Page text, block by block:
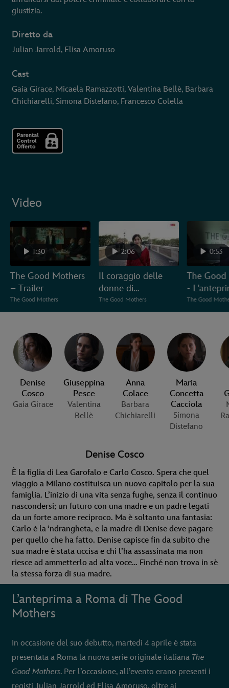
giustizia.
Diretto da
Julian Jarrold, Elisa Amoruso
Cast
Gaia Girace, Micaela Ramazzotti, Valentina Bellè, Barbara
Chichiarelli, Simona Distefano, Francesco Colella
Video
1:30
The Good Mothers
– Trailer
The Good Mothers
2:06
Il coraggio delle
donne di
#TheGoodMothers
raccontato dal cast
The Good Mothers
0:53
The
-
Roma
The Good
Denise
Cosco
Gaia Girace
Giuseppina
Pesce
Valentina
Bellè
Anna
Colace
Barbara
Chichiarelli
Maria
Concetta
Cacciola
Simona
Distefano
Denise Cosco
È la figlia di Lea Garofalo e Carlo Cosco. Spera che quel
viaggio a Milano costituisca un nuovo capitolo per la sua
famiglia. L’inizio di una vita senza fughe, senza il continuo
nascondersi; un futuro con una madre e un padre legati
da un forte amore reciproco. Ma è soltanto una fantasia:
Carlo è la ‘ndrangheta, e la madre di Denise deve pagare
per quello che ha fatto. Denise capisce fin da subito che
sua madre è stata uccisa e chi l’ha assassinata ma non
riesce ad ammetterlo ad alta voce… Finché non trova in sè
la stessa forza di sua madre.
L’anteprima a Roma di The Good
Mothers
In occasione del suo debutto, martedì 4 aprile è stata
presentata a Roma la nuova serie originale italiana The
Good Mothers. Per l’occasione, all’evento erano presenti i